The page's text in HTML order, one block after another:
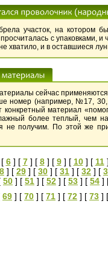
участок, на котором
с упаковками,
хватило, и в оставшиеся
сейчас применяются
номер (например, №17, 30,
материал
более теплый, чем
получим. По этой же
6] [ 7] [ 8] [ 9] [ 10] [ 11
] [ 29 ] [ 30 ] [ 31 ] [ 32 ] [
50 ] [ 51 ] [ 52 ] [ 53 ] [ 54 ]
69 ] [ 70 ] [ 71 ] [ 72 ] [ 73 ]